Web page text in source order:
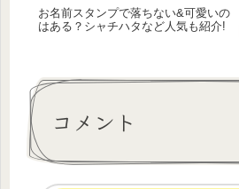
お名前スタンプで落ちない&可愛いの
はある？シャチハタなど人気も紹介!
コメント